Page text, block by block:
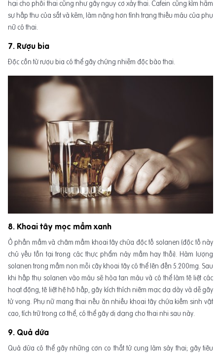
hại cho phôi thai cũng như gây nguy cơ xảy thai. Cafein cũng kìm hãm
sự hấp thu của sắt và kẽm, làm nặng hơn tình trạng thiếu máu của phụ
nữ có thai.
7. Rượu bia
Độc cồn từ rượu bia có thể gây chứng nhiễm độc bào thai.
8. Khoai tây mọc mầm xanh
Ở phần mầm và châm mầm khoai tây chứa độc tố solanen (độc tố này
chủ yếu tồn tại trong các thực phẩm nảy mầm hay thối). Hàm lượng
solanen trong mầm non mỗi cây khoai tây có thể lên đến 5.200mg. Sau
khi hấp thụ solanen vào máu sẽ hòa tan máu và có thể làm tê liệt các
hoạt động, tê liệt hệ hô hấp, gây kích thích niêm mạc dạ dày và dễ gây
tử vong. Phụ nữ mang thai nếu ăn nhiều khoai tây chứa kiềm sinh vật
cao, tích trữ trong cơ thể, có thể gây dị dạng cho thai nhi sau này.
9. Quả dứa
Quả dứa có thể gây những cơn co thắt tử cung làm sảy thai; gây tiêu